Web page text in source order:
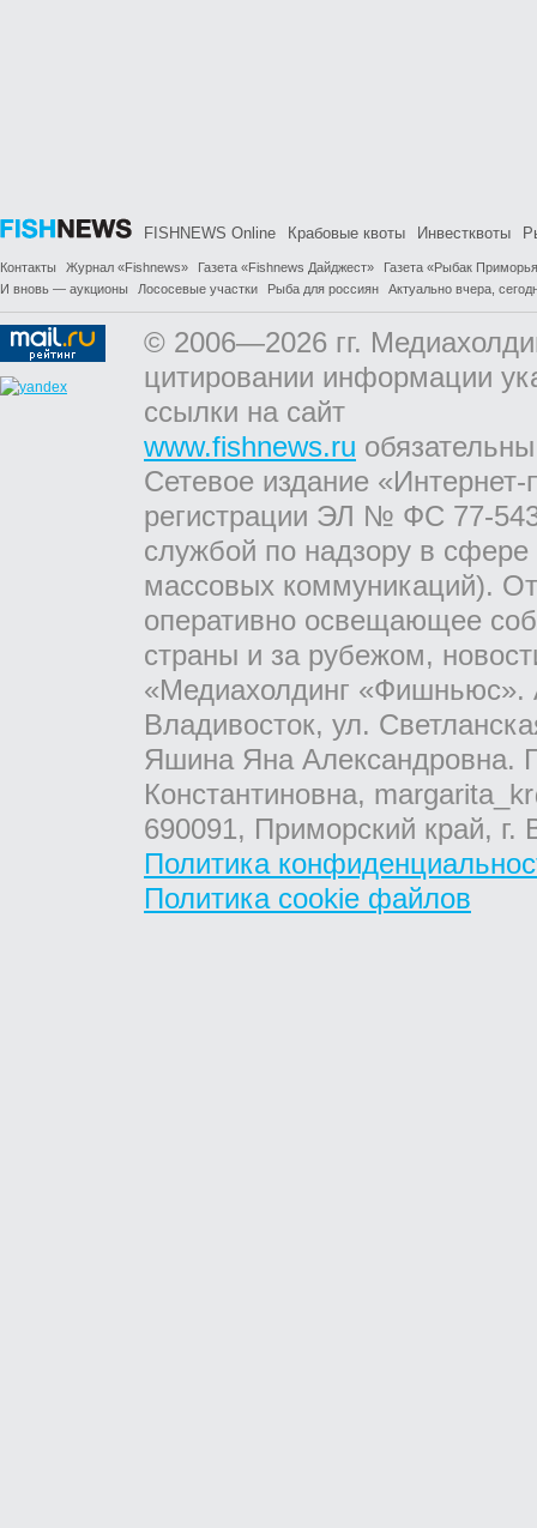
FISHNEWS Online Крабовые квоты Инвестквоты
Контакты Журнал «Fishnews» Газета «Fishnews Дайджест»
Газета «Рыбак
И вновь — аукционы
Лососевые участки Рыба для россиян Актуально вчера,
© 2006—2026 гг.
цитировании информации
ссылки на сайт
www.fishnews.ru
Сетевое издание
регистрации ЭЛ № ФС 77-
службой по надзору в
массовых коммуникаций).
оперативно освещающее
страны и за рубежом,
«Медиахолдинг «Фишньюс».
Владивосток, ул.
Яшина Яна Александровна.
Константиновна,
690091, Приморский край,
Политика
Политика cookie файлов